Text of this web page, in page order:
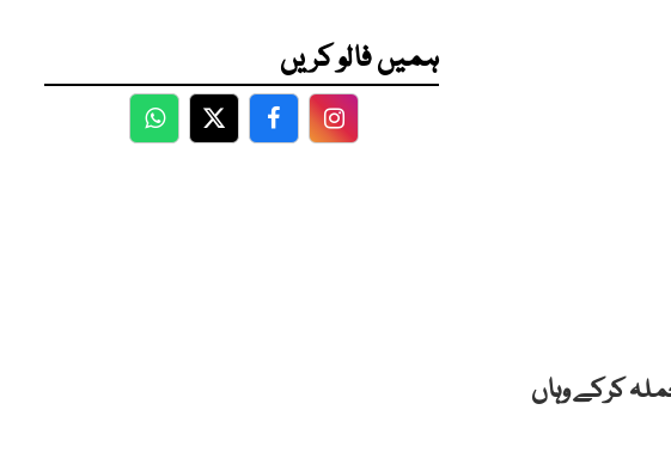
کرکے وہاں
ہمیں فالو کریں
WhatsApp
TwitterFacebookFacebook